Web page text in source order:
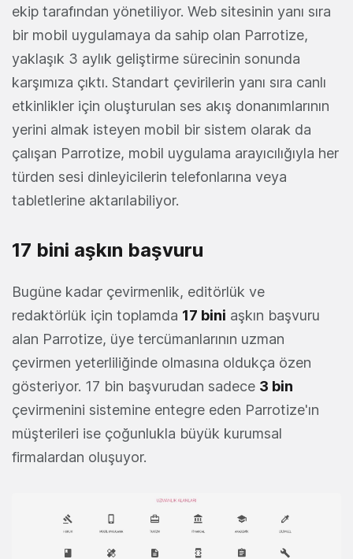
ekip tarafından yönetiliyor. Web sitesinin yanı sıra
bir mobil uygulamaya da sahip olan Parrotize,
yaklaşık 3 aylık geliştirme sürecinin sonunda
karşımıza çıktı. Standart çevirilerin yanı sıra canlı
etkinlikler için oluşturulan ses akış donanımlarının
yerini almak isteyen mobil bir sistem olarak da
çalışan Parrotize, mobil uygulama arayıcılığıyla her
türden sesi dinleyicilerin telefonlarına veya
tabletlerine aktarılabiliyor.
17 bini aşkın başvuru
Bugüne kadar çevirmenlik, editörlük ve
redaktörlük için toplamda 17 bini aşkın başvuru
alan Parrotize, üye tercümanlarının uzman
çevirmen yeterliliğinde olmasına oldukça özen
gösteriyor. 17 bin başvurudan sadece 3 bin
çevirmenini sistemine entegre eden Parrotize'ın
müşterileri ise çoğunlukla büyük kurumsal
firmalardan oluşuyor.